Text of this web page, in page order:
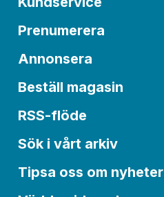
Prenumerera
Annonsera
Beställ magasin
RSS-flöde
Sök i vårt arkiv
Tipsa oss om nyheter